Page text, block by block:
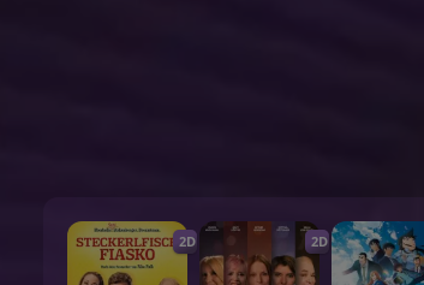
2D 2D